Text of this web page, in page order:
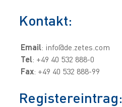
Kontakt:
Email: info@de.zetes.com
Tel: +49 40 532 888-0
Fax: +49 40 532 888-99
Registereintrag: